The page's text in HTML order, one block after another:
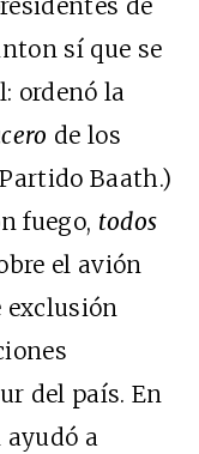
de
sí que se
ordenó la
de los
Baath.)
fuego, todos
el avión
exclusión
del país. En
ayudó a